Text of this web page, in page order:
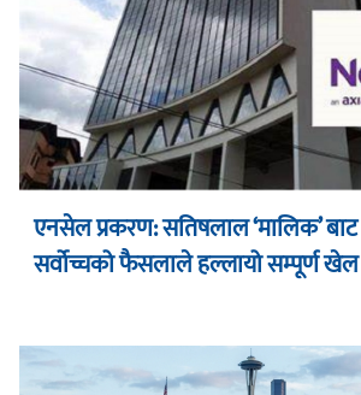
एनसेल प्रकरण: सतिषलाल ‘मालिक’ बाट
सर्वोच्चको फैसलाले हल्लायो सम्पूर्ण खेल